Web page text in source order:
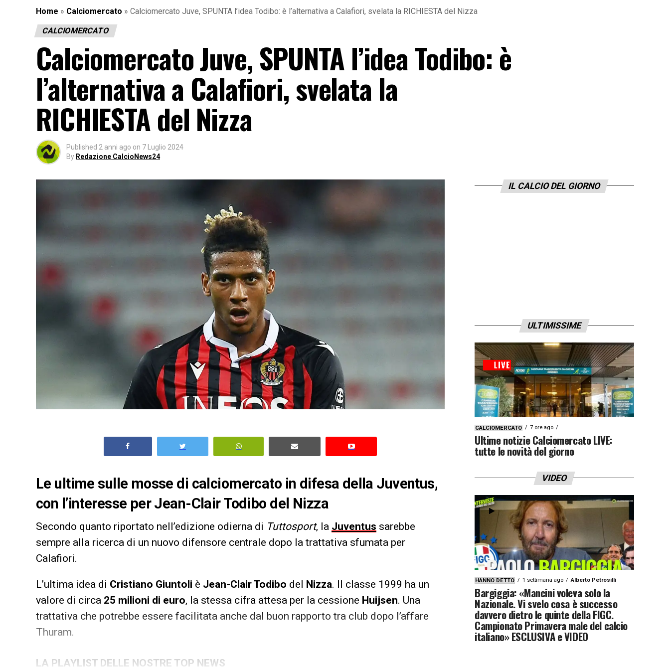
Home » Calciomercato » Calciomercato Juve, SPUNTA l’idea Todibo: è l’alternativa a Calafiori, svelata la RICHIESTA del Nizza
CALCIOMERCATO
Calciomercato Juve, SPUNTA l’idea Todibo: è
l’alternativa a Calafiori, svelata la
RICHIESTA del Nizza
Published 2 anni ago on 7 Luglio 2024
By Redazione CalcioNews24
Le ultime sulle mosse di calciomercato in difesa della Juventus,
con l’interesse per Jean-Clair Todibo del Nizza
Secondo quanto riportato nell’edizione odierna di Tuttosport, la Juventus sarebbe
sempre alla ricerca di un nuovo difensore centrale dopo la trattativa sfumata per
Calafiori.
L’ultima idea di Cristiano Giuntoli è Jean-Clair Todibo del Nizza. Il classe 1999 ha un
valore di circa 25 milioni di euro, la stessa cifra attesa per la cessione Huijsen. Una
trattativa che potrebbe essere facilitata anche dal buon rapporto tra club dopo l’affare
Thuram.
LA PLAYLIST DELLE NOSTRE TOP NEWS
IL CALCIO DEL GIORNO
ULTIMISSIME
CALCIOMERCATO 7 ore ago
Ultime notizie Calciomercato LIVE:
tutte le novità del giorno
VIDEO
HANNO DETTO 1 settimana ago Alberto Petrosilli
Bargiggia: «Mancini voleva solo la
Nazionale. Vi svelo cosa è successo
davvero dietro le quinte della FIGC.
Campionato Primavera male del calcio
italiano» ESCLUSIVA e VIDEO